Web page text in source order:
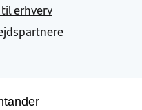
erhverv